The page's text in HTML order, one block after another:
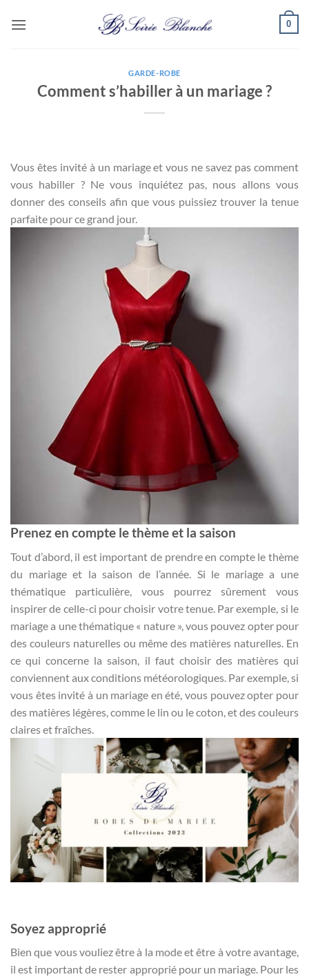
0
GARDE-ROBE
Comment s’habiller à un mariage ?
Vous êtes invité à un mariage et vous ne savez pas comment
vous habiller ? Ne vous inquiétez pas, nous allons vous
donner des conseils afin que vous puissiez trouver la tenue
parfaite pour ce grand jour.
Prenez en compte le thème et la saison
Tout d’abord, il est important de prendre en compte le thème
du mariage et la saison de l’année. Si le mariage a une
thématique particulière, vous pourrez sûrement vous
inspirer de celle-ci pour choisir votre tenue. Par exemple, si le
mariage a une thématique « nature », vous pouvez opter pour
des couleurs naturelles ou même des matières naturelles. En
ce qui concerne la saison, il faut choisir des matières qui
conviennent aux conditions météorologiques. Par exemple, si
vous êtes invité à un mariage en été, vous pouvez opter pour
des matières légères, comme le lin ou le coton, et des couleurs
claires et fraîches.
Soyez approprié
Bien que vous vouliez être à la mode et être à votre avantage,
il est important de rester approprié pour un mariage. Pour les